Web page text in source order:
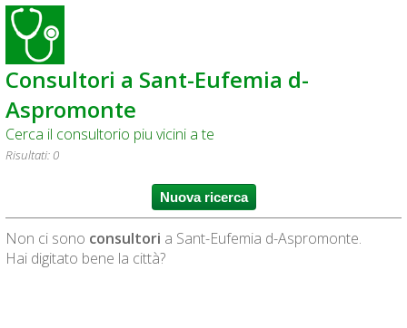
Consultori a Sant-Eufemia d-
Aspromonte
Cerca il consultorio piu vicini a te
Risultati: 0
Non ci sono consultori a Sant-Eufemia d-Aspromonte.
Hai digitato bene la città?